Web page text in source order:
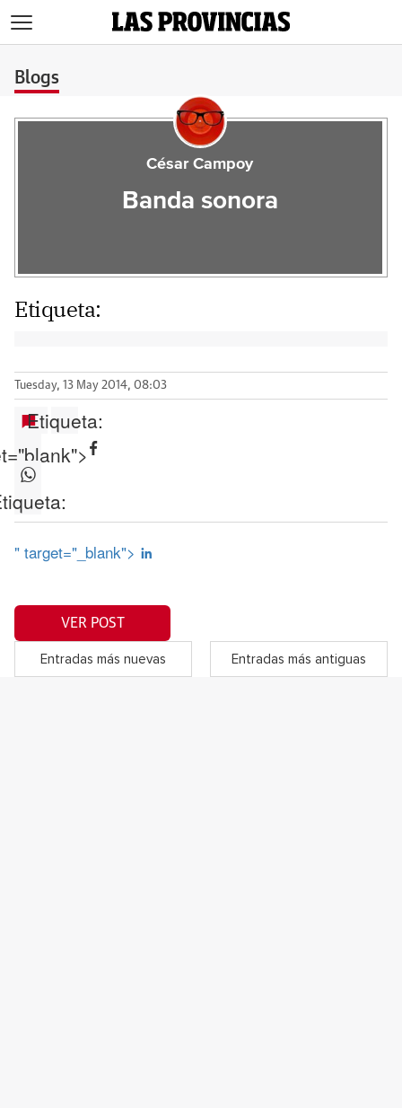
Blogs
César Campoy
Banda sonora
Etiqueta:
Tuesday, 13 May 2014, 08:03
Etiqueta:
" target="_blank">
VER POST
Entradas más nuevas Entradas más antiguas